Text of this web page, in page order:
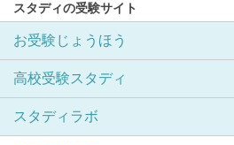
スタディの受験サイト
お受験じょうほう
高校受験スタディ
スタディラボ